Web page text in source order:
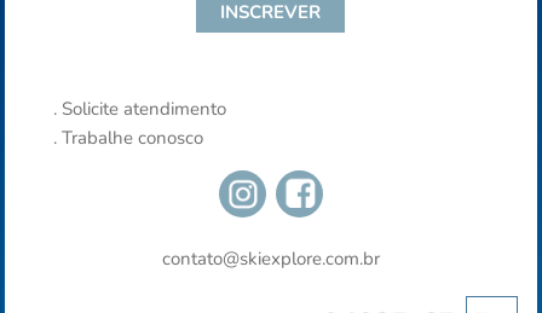
. Solicite atendimento
.Trabalhe conosco
contato@skiexplore.com.br